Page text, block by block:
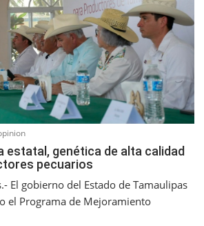
estatal, genética de alta calidad
pecuarios
El gobierno del Estado de Tamaulipas
el Programa de Mejoramiento